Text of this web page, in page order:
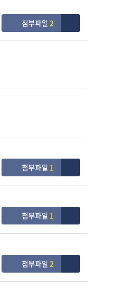
첨부파일2
첨부파일 1
첨부파일 1
첨부파일2